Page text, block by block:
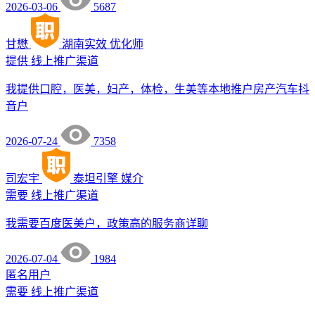
2026-03-06 5687
甘懋 湖南实效 优化师
提供 线上推广渠道
我提供口腔，医美，妇产，体检，生美等本地推户房产汽车抖
音户
2026-07-24 7358
司宏宇 泰坦引擎 媒介
需要 线上推广渠道
我需要百度医美户，政策高的服务商详聊
2026-07-04
1984
匿名用户
需要 线上推广渠道